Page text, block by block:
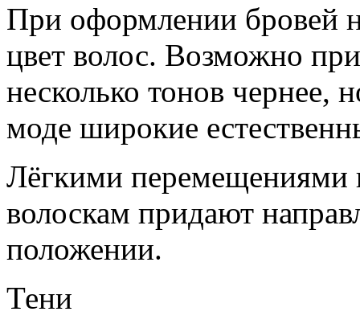
При оформлении бровей
цвет волос. Возможно
несколько тонов чернее,
моде широкие
Лёгкими перемещениями
волоскам придают
положении.
Тени